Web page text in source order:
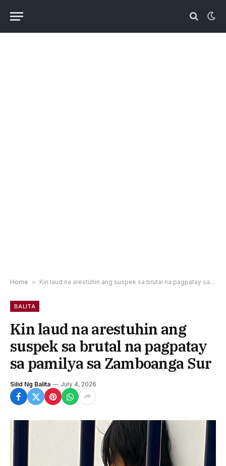
Home » Kin laud na arestuhin ang suspek sa brutal na pagpatay sa pamilya sa Zamboanga Sur
BALITA
Kin laud na arestuhin ang
suspek sa brutal na pagpatay
sa pamilya sa Zamboanga Sur
Silid Ng Balita July 4, 2026